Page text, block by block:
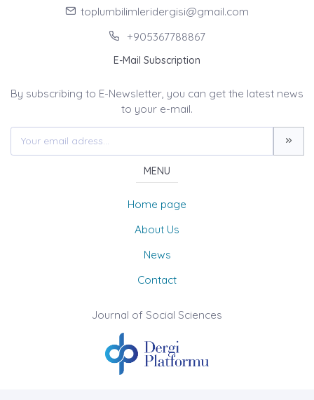
toplumbilimleridergisi@gmail.com
+905367788867
E-Mail Subscription
By subscribing to E-Newsletter, you can get the latest news
to your e-mail.
MENU
Home page
About Us
News
Contact
Journal of Social Sciences